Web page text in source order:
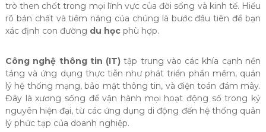
trò then chốt trong mọi lĩnh vực của đời sống và kinh tế. Hiểu
rõ bản chất và tiềm năng của chúng là bước đầu tiên để bạn
xác định con đường du họcphù hợp.
Công nghệ thông tin (IT) tập trung vào các khía cạnh nền
tảng và ứng dụng thực tiễn như phát triển phần mềm, quản
lý hệ thống mạng, bảo mật thông tin, và điện toán đám mây.
Đây là xương sống để vận hành mọi hoạt động số trong kỷ
nguyên hiện đại, từ các ứng dụng di động đến hệ thống quản
lý phức tạp của doanh nghiệp.